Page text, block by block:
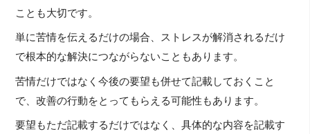
ことも大切です。
単に苦情を伝えるだけの場合、ストレスが解消されるだけ
で根本的な解決につながらないこともあります。
苦情だけではなく今後の要望も併せて記載しておくこと
で、改善の行動をとってもらえる可能性もあります。
要望もただ記載するだけではなく、具体的な内容を記載す